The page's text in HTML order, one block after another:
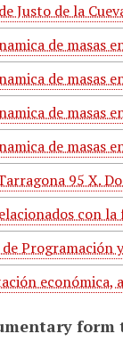
Justo de la
de masas
de masas
de masas
de masas
95 X.
con
Programación
económica,
form